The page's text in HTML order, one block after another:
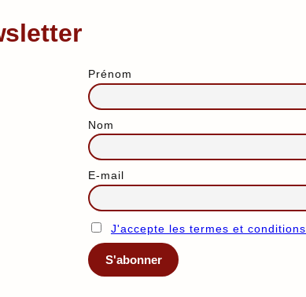
Prénom
Nom
E-mail
J'accepte les termes et conditions.